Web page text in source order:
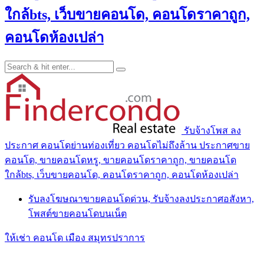
ใกล้bts, เว็บขายคอนโด, คอนโดราคาถูก,
คอนโดห้องเปล่า
รับจ้างโพส ลง
ประกาศ คอนโดย่านท่องเที่ยว คอนโดไม่ถึงล้าน ประกาศขาย
คอนโด, ขายคอนโดหรู, ขายคอนโดราคาถูก, ขายคอนโด
ใกล้bts, เว็บขายคอนโด, คอนโดราคาถูก, คอนโดห้องเปล่า
รับลงโฆษณาขายคอนโดด่วน, รับจ้างลงประกาศอสังหา,
โพสต์ขายคอนโดบนเน็ต
ให้เช่า คอนโด เมือง สมุทรปราการ